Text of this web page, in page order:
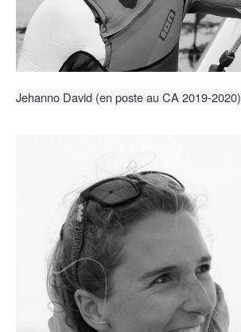
Jehanno David (en poste au CA 2019-2020)